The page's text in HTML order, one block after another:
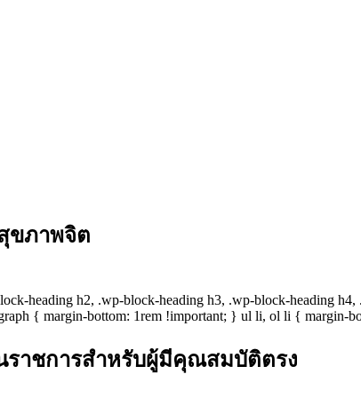
ขภาพจิต
heading h2, .wp-block-heading h3, .wp-block-heading
{ margin-bottom: 1rem !important; } ul li, ol li { margin-
าชการสำหรับผู้มีคุณสมบัติตรง